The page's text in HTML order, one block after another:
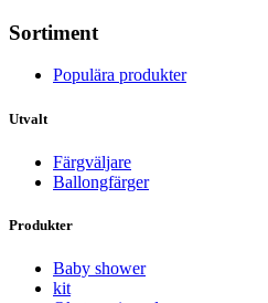
Sortiment
Populära produkter
Utvalt
Färgväljare
Ballongfärger
Produkter
Baby shower
kit